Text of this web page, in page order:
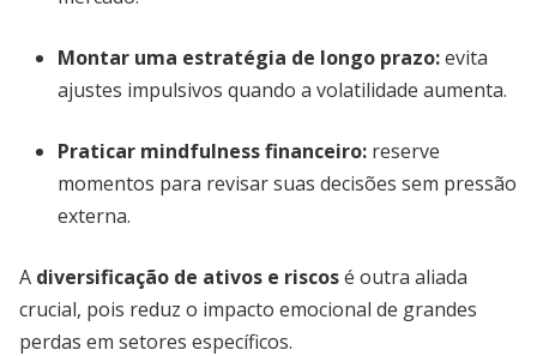
Montar uma estratégia de longo prazo:evita
ajustes impulsivos quando a volatilidade aumenta.
Praticar mindfulness financeiro: reserve
momentos para revisar suas decisões sem pressão
externa.
A diversificação de ativos e riscosé outra aliada
crucial, pois reduz o impacto emocional de grandes
perdas em setores específicos.